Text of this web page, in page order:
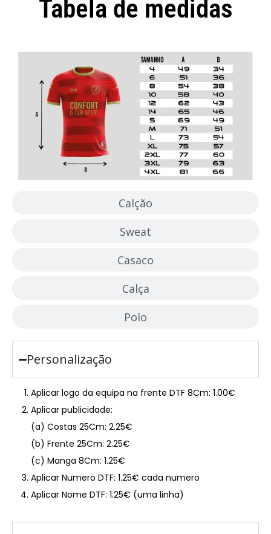
Tabela de medidas
Calção
Sweat
Casaco
Calça
Polo
Personalização
Aplicar logo da equipa na frente DTF 8Cm: 1.00€
Aplicar publicidade:
(a) Costas 25Cm: 2.25€
(b) Frente 25Cm: 2.25€
(c) Manga 8Cm: 1.25€
Aplicar Numero DTF: 1.25€ cada numero
Aplicar Nome DTF: 1.25€ (uma linha)